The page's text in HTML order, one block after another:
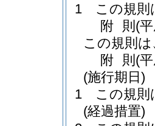
1
この規則
附 則 (
この規則
附 則 (
(施行期日)
1
この規則
(経過措置)